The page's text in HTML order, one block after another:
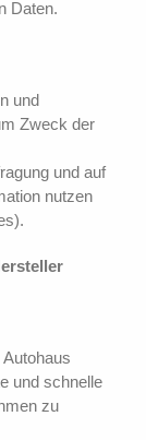
Daten.
und
Zweck der
und auf
nutzen
und schnelle
zu